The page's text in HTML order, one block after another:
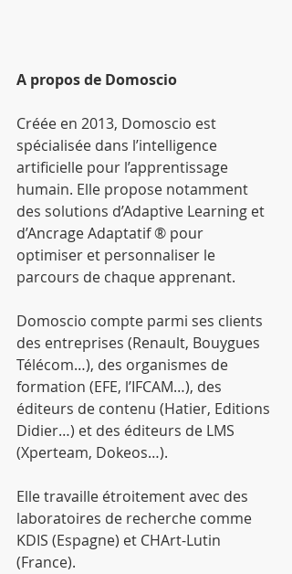
A propos de Domoscio
Créée en 2013, Domoscio est
spécialisée dans l’intelligence
artificielle pour l’apprentissage
humain. Elle propose notamment
des solutions d’Adaptive Learning et
d’Ancrage Adaptatif ® pour
optimiser et personnaliser le
parcours de chaque apprenant.
Domoscio compte parmi ses clients
des entreprises (Renault, Bouygues
Télécom…), des organismes de
formation (EFE, l’IFCAM…), des
éditeurs de contenu (Hatier, Editions
Didier…) et des éditeurs de LMS
(Xperteam, Dokeos…).
Elle travaille étroitement avec des
laboratoires de recherche comme
KDIS (Espagne) et CHArt-Lutin
(France).